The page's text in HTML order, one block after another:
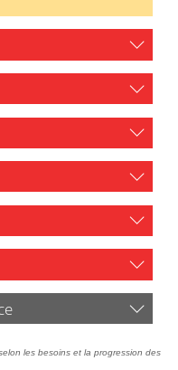
les besoins et la progression des